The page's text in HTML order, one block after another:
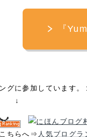
『
グに参加しています
↓
ちらへ⇒ 人気ブログラ